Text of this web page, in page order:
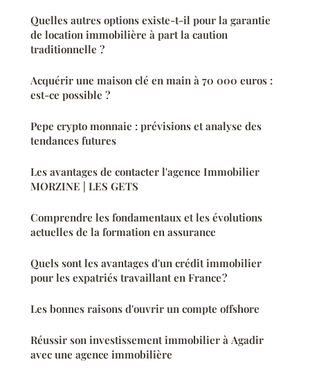
Quelles autres options existe-t-il pour la garantie
de location immobilière à part la caution
traditionnelle ?
Acquérir une maison clé en main à 70 000 euros :
est-ce possible ?
Pepe crypto monnaie : prévisions et analyse des
tendances futures
Les avantages de contacter l'agence Immobilier
MORZINE | LES GETS
Comprendre les fondamentaux et les évolutions
actuelles de la formation en assurance
Quels sont les avantages d'un crédit immobilier
pour les expatriés travaillant en France ?
Les bonnes raisons d'ouvrir un compte offshore
Réussir son investissement immobilier à Agadir
avec une agence immobilière